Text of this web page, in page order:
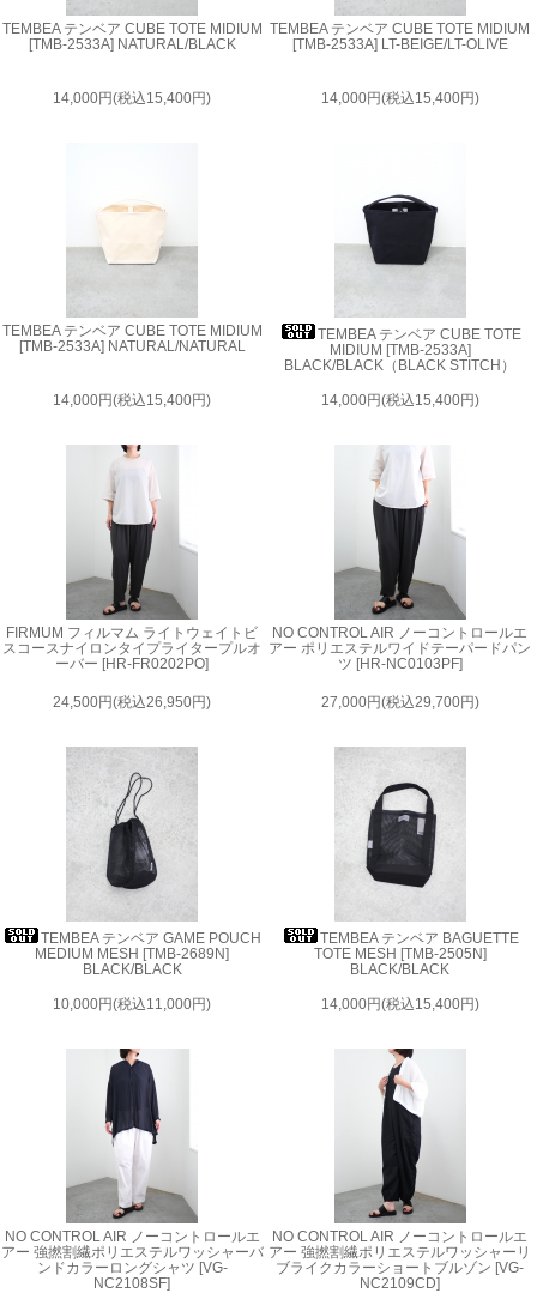
TEMBEA テンベア CUBE TOTE MIDIUM
[TMB-2533A] NATURAL/BLACK
14,000円(税込15,400円)
TEMBEA テンベア CUBE TOTE MIDIUM
[TMB-2533A] LT-BEIGE/LT-OLIVE
14,000円(税込15,400円)
TEMBEA テンベア CUBE TOTE MIDIUM
[TMB-2533A] NATURAL/NATURAL
14,000円(税込15,400円)
TEMBEA テンベア CUBE TOTE
MIDIUM [TMB-2533A]
BLACK/BLACK（BLACK STITCH）
14,000円(税込15,400円)
FIRMUM フィルマム ライトウェイトビ
スコースナイロンタイプライタープルオ
ーバー [HR-FR0202PO]
24,500円(税込26,950円)
NO CONTROL AIR ノーコントロールエ
アー ポリエステルワイドテーパードパン
ツ [HR-NC0103PF]
27,000円(税込29,700円)
TEMBEA テンベア GAME POUCH
MEDIUM MESH [TMB-2689N]
BLACK/BLACK
10,000円(税込11,000円)
TEMBEA テンベア BAGUETTE
TOTE MESH [TMB-2505N]
BLACK/BLACK
14,000円(税込15,400円)
NO CONTROL AIR ノーコントロールエ
アー 強撚割繊ポリエステルワッシャーバ
ンドカラーロングシャツ [VG-
NC2108SF]
NO CONTROL AIR ノーコントロールエ
アー 強撚割繊ポリエステルワッシャーリ
ブライクカラーショートブルゾン [VG-
NC2109CD]